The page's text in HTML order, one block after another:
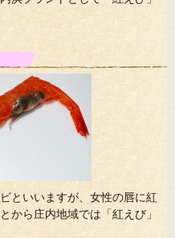
といいますが、女性の唇に紅
から庄内地域では「紅えび」